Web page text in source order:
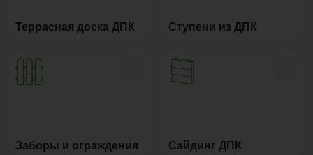
Террасная доска ДПК Ступени из ДПК
Заборы и ограждения Сайдинг ДПК